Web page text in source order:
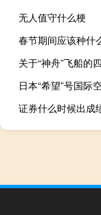
无人值守什么梗
春节期间应该种什
关于“神舟”飞船的
证券什么时候出成